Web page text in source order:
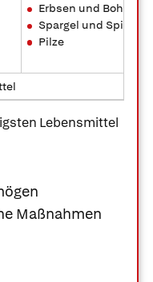
Erbsen und Bohnen
Spargel und Spinat
Pilze
Lebensmittel
Maßnahmen